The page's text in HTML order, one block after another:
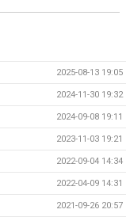
2025-08-13 19:05
2024-11-30 19:32
2024-09-08 19:11
2023-11-03 19:21
2022-09-04 14:34
2022-04-09 14:31
2021-09-26 20:57